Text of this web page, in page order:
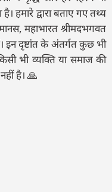
हमारे द्वारा बताए गए तथ्य
महाभारत श्रीमदभगवत
इन दृष्टांत के अंतर्गत कुछ भी
भी व्यक्ति या समाज की
है। 🙏